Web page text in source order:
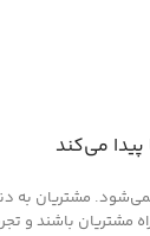
می‌کند
مشتریان به
باشند و